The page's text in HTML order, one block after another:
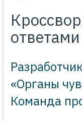
«Органы
Команда